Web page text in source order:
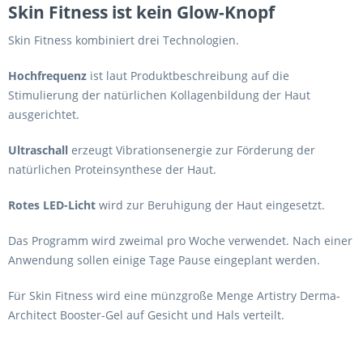
Skin Fitness ist kein Glow-Knopf
Skin Fitness kombiniert drei Technologien.
Hochfrequenz ist laut Produktbeschreibung auf die
Stimulierung der natürlichen Kollagenbildung der Haut
ausgerichtet.
Ultraschall erzeugt Vibrationsenergie zur Förderung der
natürlichen Proteinsynthese der Haut.
Rotes LED-Licht wird zur Beruhigung der Haut eingesetzt.
Das Programm wird zweimal pro Woche verwendet. Nach einer
Anwendung sollen einige Tage Pause eingeplant werden.
Für Skin Fitness wird eine münzgroße Menge Artistry Derma-
Architect Booster-Gel auf Gesicht und Hals verteilt.